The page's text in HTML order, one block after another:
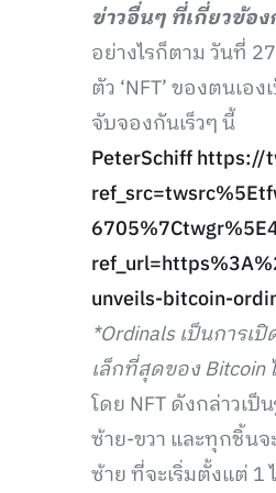
ข่าวอื่นๆ ที่เกี่ยวข้อ
อย่างไรก็ตาม วันที่
ตัว ‘NFT’ ของตนเอ
จับจองกันเร็วๆ นี้
PeterSchiffhttps://
unveils-bitcoin-
*Ordinals เป็นการเ
เล็กที่สุดของ Bitcoin
โดย NFT ดังกล่าวเ
ซ้าย-ขวา และทุกชิ้น
ซ้าย ที่จะเริ่มตั้งแต่ 1